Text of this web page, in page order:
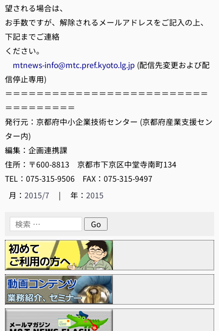
望される場合は、
お手数ですが、解除されるメールアドレスをご記入の上、
下記までご連絡
ください。
mtnews-info@mtc.pref.kyoto.lg.jp (配信先変更および配
信停止専用)
＝＝＝＝＝＝＝＝＝＝＝＝＝＝＝＝＝＝＝＝＝＝＝＝＝＝
＝＝＝＝＝＝＝＝＝
発行元：京都府中小企業技術センター (京都府産業支援セン
ター内)
編集：企画連携課
住所：〒600-8813 京都市下京区中堂寺南町134
TEL：075-315-9506 FAX：075-315-9497
月： 2015/7 | 年：2015